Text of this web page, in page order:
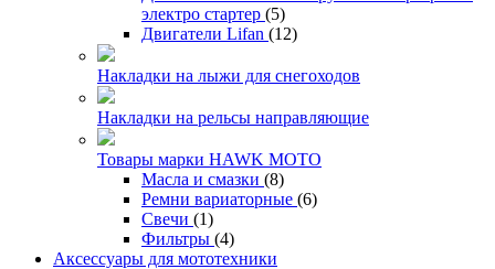
электро стартер (5)
Двигатели Lifan (12)
Накладки на лыжи для снегоходов
Накладки на рельсы направляющие
Товары марки HAWK MOTO
Масла и смазки (8)
Ремни вариаторные (6)
Свечи (1)
Фильтры (4)
Аксессуары для мототехники